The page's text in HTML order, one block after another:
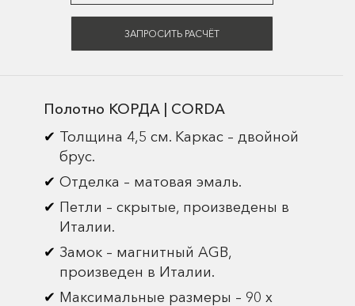
ЗАПРОСИТЬ РАСЧЁТ
Полотно КОРДА | CORDA
Толщина 4,5 см. Каркас – двойной
брус.
Отделка – матовая эмаль.
Петли – скрытые, произведены в
Италии.
Замок – магнитный AGB,
произведен в Италии.
Максимальные размеры – 90 х